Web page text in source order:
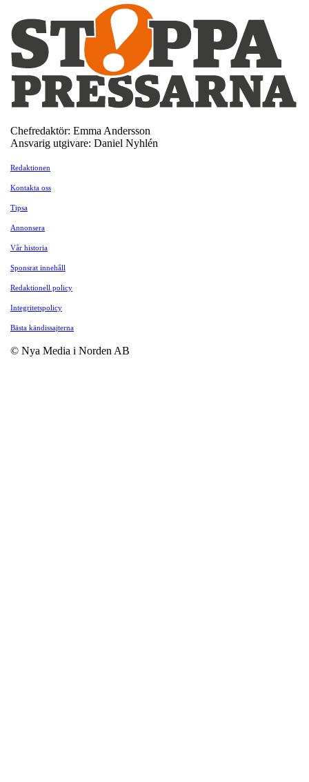
Chefredaktör: Emma Andersson
Ansvarig utgivare: Daniel Nyhlén
Redaktionen
Kontakta oss
Tipsa
Annonsera
Vår historia
Sponsrat innehåll
Redaktionell policy
Integritetspolicy
Bästa kändissajterna
© Nya Media i Norden AB